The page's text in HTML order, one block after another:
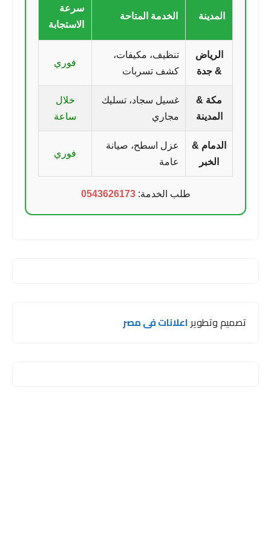
المدينة الخدمة المتاحة
سرعة
الاستجابة
الرياض
& جدة
تنظيف، مكيفات،
كشف تسربات
فوري
مكة &
المدينة
غسيل سجاد، تسليك
مجاري
خلال
ساعة
الدمام &
الخبر
عزل اسطح، صيانة
عامة
فوري
طلب الخدمة:0543626173
تصميم وتطويراعلانات فى مصر